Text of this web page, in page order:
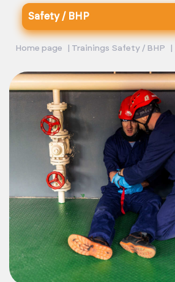
Safety / BHP
Home page Trainings Safety / BHP